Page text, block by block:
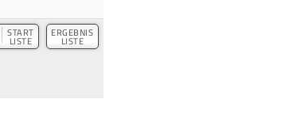
START
LISTE
ERGEBNIS
LISTE